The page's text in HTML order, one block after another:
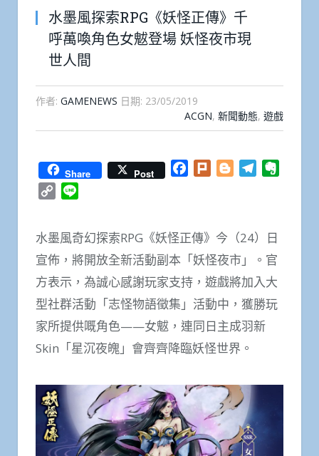
水墨風探索RPG《妖怪正傳》千
呼萬喚角色女魃登場 妖怪夜市現
世人間
作者: GAMENEWS 日期: 23/05/2019
ACGN, 新聞動態, 遊戲
Share Post Facebook
Plurk BloggerTelegram
Copy
水墨風奇幻探索RPG《妖怪正傳》今（24）日
宣佈，將開放全新活動副本「妖怪夜市」。官
方表示，為誠心感謝玩家支持，遊戲將加入大
型社群活動「志怪物語徵集」活動中，獲勝玩
家所提供嘅角色——女魃，連同日主成羽新
Skin「星沉夜魄」會齊齊降臨妖怪世界。